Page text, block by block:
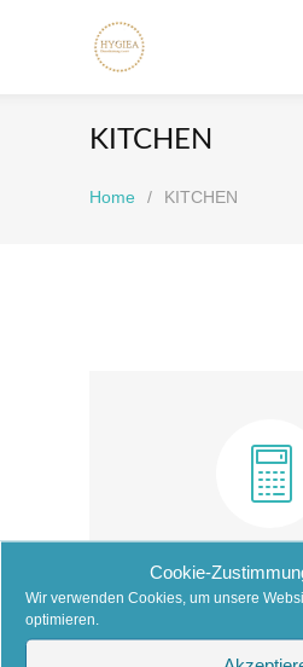
Cookie-
Wir verwenden Cookies, um unsere
optimieren.
KITCHEN
Home / KITCHEN
COST